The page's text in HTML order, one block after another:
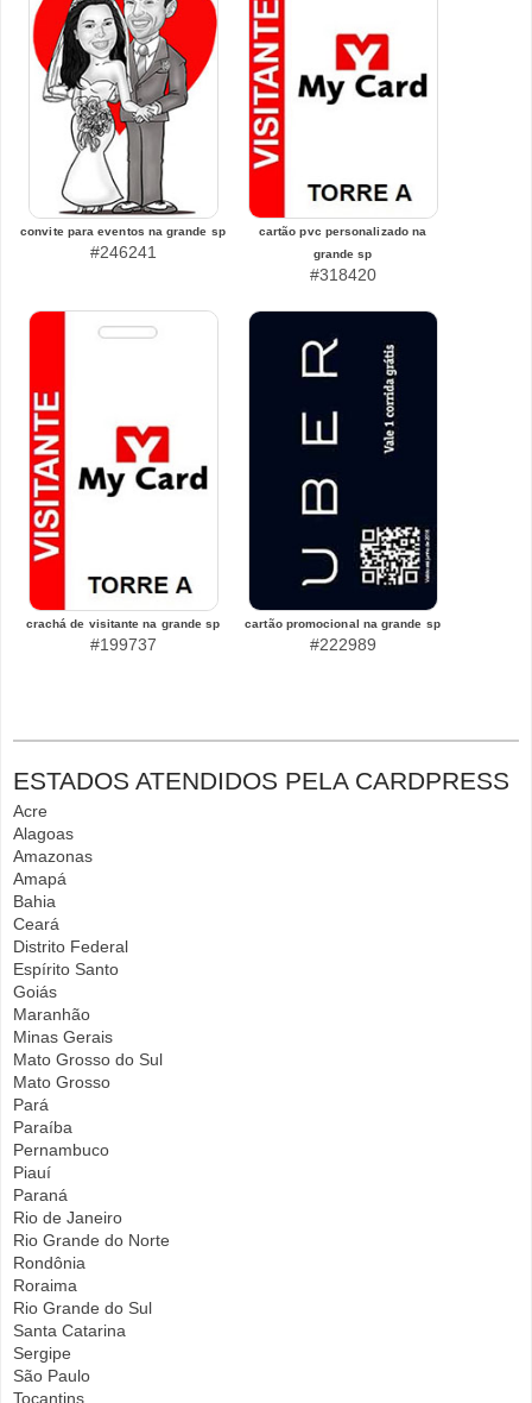
convite para eventos na grande sp
#246241
cartão pvc personalizado na
grande sp
#318420
crachá de visitante na grande sp
#199737
cartão promocional na grande sp
#222989
ESTADOS ATENDIDOS PELA CARDPRESS
Acre
Alagoas
Amazonas
Amapá
Bahia
Ceará
Distrito Federal
Espírito Santo
Goiás
Maranhão
Minas Gerais
Mato Grosso do Sul
Mato Grosso
Pará
Paraíba
Pernambuco
Piauí
Paraná
Rio de Janeiro
Rio Grande do Norte
Rondônia
Roraima
Rio Grande do Sul
Santa Catarina
Sergipe
São Paulo
Tocantins